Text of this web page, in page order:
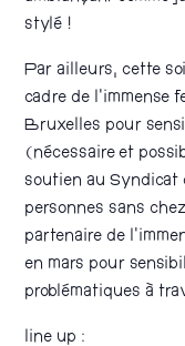
stylé !
Par ailleurs, cette
cadre de l’immense
Bruxelles pour
(nécessaire et
soutien au Syndicat
personnes sans
partenaire de
en mars pour
problématiques à
line up :